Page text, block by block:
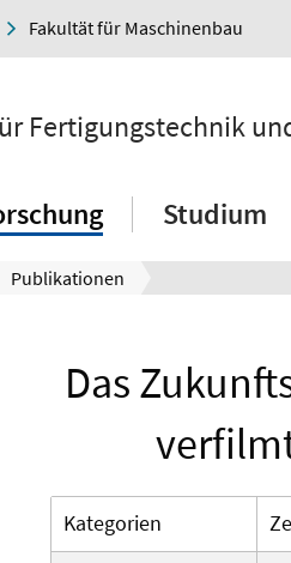
Fakultät für Maschinenbau
Fertigungstechnik
Studium
Publikationen
Das
Kategorien